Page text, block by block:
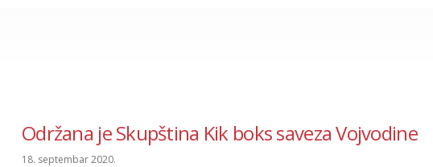
Održana je Skupština Kik boks saveza Vojvodine
18. septembar 2020.